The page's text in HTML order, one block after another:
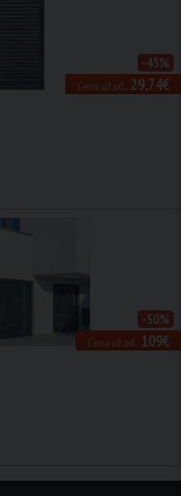
Cena už od...29,74€
-45%
Cena už od... 109€
-50%